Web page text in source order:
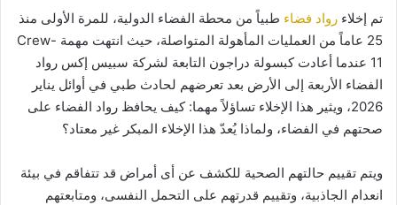
تم إخلاء رواد فضاء طبياً من محطة الفضاء الدولية، للمرة الأولى منذ
25 عاماً من العمليات المأهولة المتواصلة، حيث انتهت مهمة Crew-
11 عندما أعادت كبسولة دراجون التابعة لشركة سبيس إكس رواد
الفضاء الأربعة إلى الأرض بعد تعرضهم لحادث طبي في أوائل يناير
2026، ويثير هذا الإخلاء تساؤلاً مهما: كيف يحافظ رواد الفضاء على
صحتهم في الفضاء، ولماذا يُعدّ هذا الإخلاء المبكر غير معتاد؟
ويتم تقييم حالتهم الصحية للكشف عن أى أمراض قد تتفاقم في بيئة
انعدام الجاذبية، وتقييم قدرتهم على التحمل النفسى، ومتابعتهم